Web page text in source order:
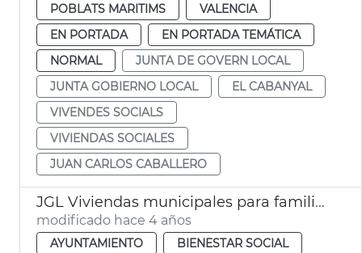
POBLATS MARITIMS
VALENCIA
EN PORTADA
EN PORTADA TEMÁTICA
NORMAL
JUNTA DE GOVERN LOCAL
JUNTA GOBIERNO LOCAL
EL CABANYAL
VIVENDES SOCIALS
VIVIENDAS SOCIALES
JUAN CARLOS CABALLERO
JGL Viviendas municipales para familias en riesgo exclusión social
modificado hace 4 años
AYUNTAMIENTO
BIENESTAR SOCIAL